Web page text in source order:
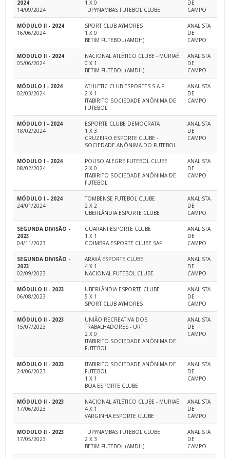
2024
14/09/2024
1 X 0
TUPYNAMBAS FUTEBOL CLUBE
DE
CAMPO
MÓDULO II - 2024
16/06/2024
SPORT CLUB AYMORES
1 X 0
BETIM FUTEBOL (AMDH)
ANALISTA
DE
CAMPO
MÓDULO II - 2024
05/06/2024
NACIONAL ATLÉTICO CLUBE - MURIAÉ
0 X 1
BETIM FUTEBOL (AMDH)
ANALISTA
DE
CAMPO
MÓDULO I - 2024
02/03/2024
ATHLETIC CLUB ESPORTES S.A.F.
2 X 1
ITABIRITO SOCIEDADE ANÔNIMA DE
FUTEBOL
ANALISTA
DE
CAMPO
MÓDULO I - 2024
18/02/2024
ESPORTE CLUBE DEMOCRATA
1 X 3
CRUZEIRO ESPORTE CLUBE -
SOCIEDADE ANÔNIMA DO FUTEBOL
ANALISTA
DE
CAMPO
MÓDULO I - 2024
08/02/2024
POUSO ALEGRE FUTEBOL CLUBE
2 X 0
ITABIRITO SOCIEDADE ANÔNIMA DE
FUTEBOL
ANALISTA
DE
CAMPO
MÓDULO I - 2024
24/01/2024
TOMBENSE FUTEBOL CLUBE
2 X 2
UBERLÂNDIA ESPORTE CLUBE
ANALISTA
DE
CAMPO
SEGUNDA DIVISÃO -
2023
04/11/2023
GUARANI ESPORTE CLUBE
1 X 1
COIMBRA ESPORTE CLUBE SAF
ANALISTA
DE
CAMPO
SEGUNDA DIVISÃO -
2023
02/09/2023
ARAXÁ ESPORTE CLUBE
4 X 1
NACIONAL FUTEBOL CLUBE
ANALISTA
DE
CAMPO
MÓDULO II - 2023
06/08/2023
UBERLÂNDIA ESPORTE CLUBE
5 X 1
SPORT CLUB AYMORES
ANALISTA
DE
CAMPO
MÓDULO II - 2023
15/07/2023
UNIÃO RECREATIVA DOS
TRABALHADORES - URT
2 X 0
ITABIRITO SOCIEDADE ANÔNIMA DE
FUTEBOL
ANALISTA
DE
CAMPO
MÓDULO II - 2023
24/06/2023
ITABIRITO SOCIEDADE ANÔNIMA DE
FUTEBOL
1 X 1
BOA ESPORTE CLUBE
ANALISTA
DE
CAMPO
MÓDULO II - 2023
17/06/2023
NACIONAL ATLÉTICO CLUBE - MURIAÉ
4 X 1
VARGINHA ESPORTE CLUBE
ANALISTA
DE
CAMPO
MÓDULO II - 2023
17/05/2023
TUPYNAMBAS FUTEBOL CLUBE
2 X 3
BETIM FUTEBOL (AMDH)
ANALISTA
DE
CAMPO